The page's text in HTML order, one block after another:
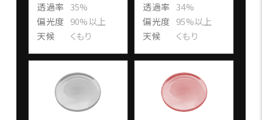
透過率 35%
偏光度 90%以上
天候
くもり
透過率 34%
偏光度 95%以上
天候
くもり